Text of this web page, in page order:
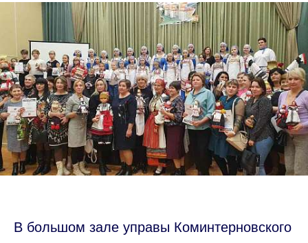
В большом зале управы Коминтерновского